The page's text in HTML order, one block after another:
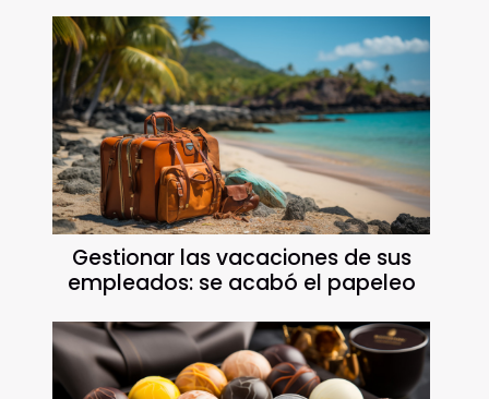
Gestionar las vacaciones de sus
empleados: se acabó el papeleo